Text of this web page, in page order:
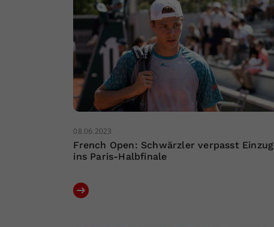
08.06.2023
French Open: Schwärzler verpasst Einzug
ins Paris-Halbfinale